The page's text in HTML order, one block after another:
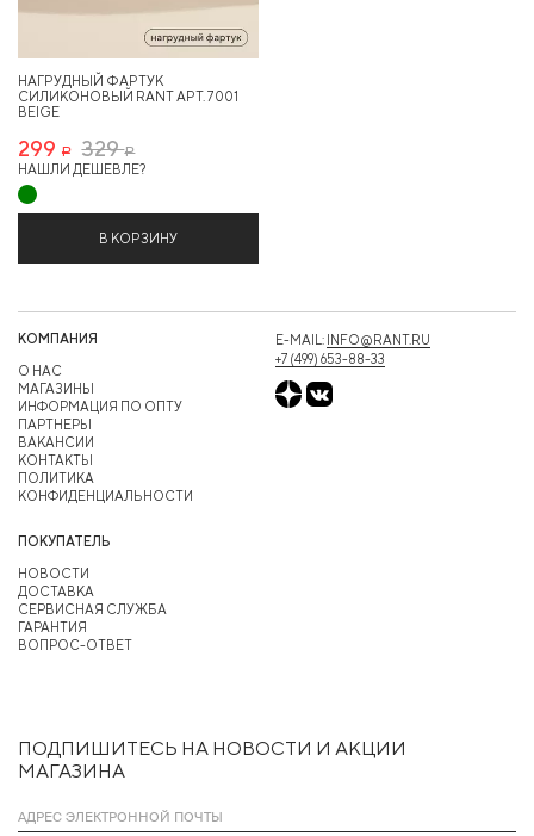
НАГРУДНЫЙ ФАРТУК
СИЛИКОНОВЫЙ RANT АРТ. 7001
BEIGE
299 Р 329Р
НАШЛИ ДЕШЕВЛЕ?
В КОРЗИНУ
ПОДПИШИТЕСЬ НА НОВОСТИ И АКЦИИ
МАГАЗИНА
КОМПАНИЯ
О НАС
МАГАЗИНЫ
ИНФОРМАЦИЯ ПО ОПТУ
ПАРТНЕРЫ
ВАКАНСИИ
КОНТАКТЫ
ПОЛИТИКА
КОНФИДЕНЦИАЛЬНОСТИ
ПОКУПАТЕЛЬ
НОВОСТИ
ДОСТАВКА
СЕРВИСНАЯ СЛУЖБА
ГАРАНТИЯ
ВОПРОС-ОТВЕТ
E-MAIL: INFO@RANT.RU
+7 (499) 653-88-33